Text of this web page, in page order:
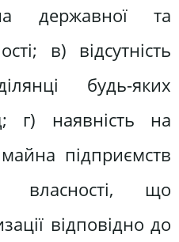
державної та
в) відсутність
будь-яких
г) наявність на
підприємств
власності, що
відповідно до